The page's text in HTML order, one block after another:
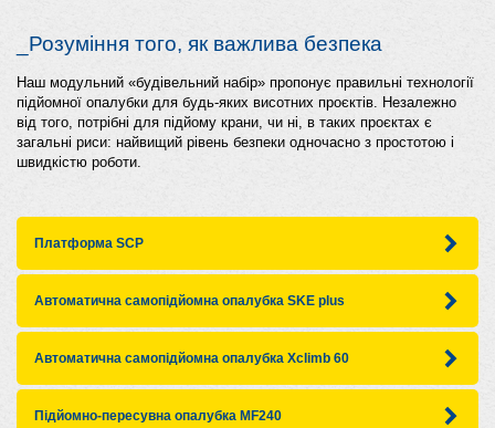
_Розуміння того, як важлива безпека
Наш модульний «будівельний набір» пропонує правильні технології
підйомної опалубки для будь-яких висотних проєктів. Незалежно
від того, потрібні для підйому крани, чи ні, в таких проєктах є
загальні риси: найвищий рівень безпеки одночасно з простотою і
швидкістю роботи.
Платформа SCP
Автоматична самопідйомна опалубка SKE plus
Автоматична самопідйомна опалубка Xclimb 60
Підйомно-пересувна опалубка MF240